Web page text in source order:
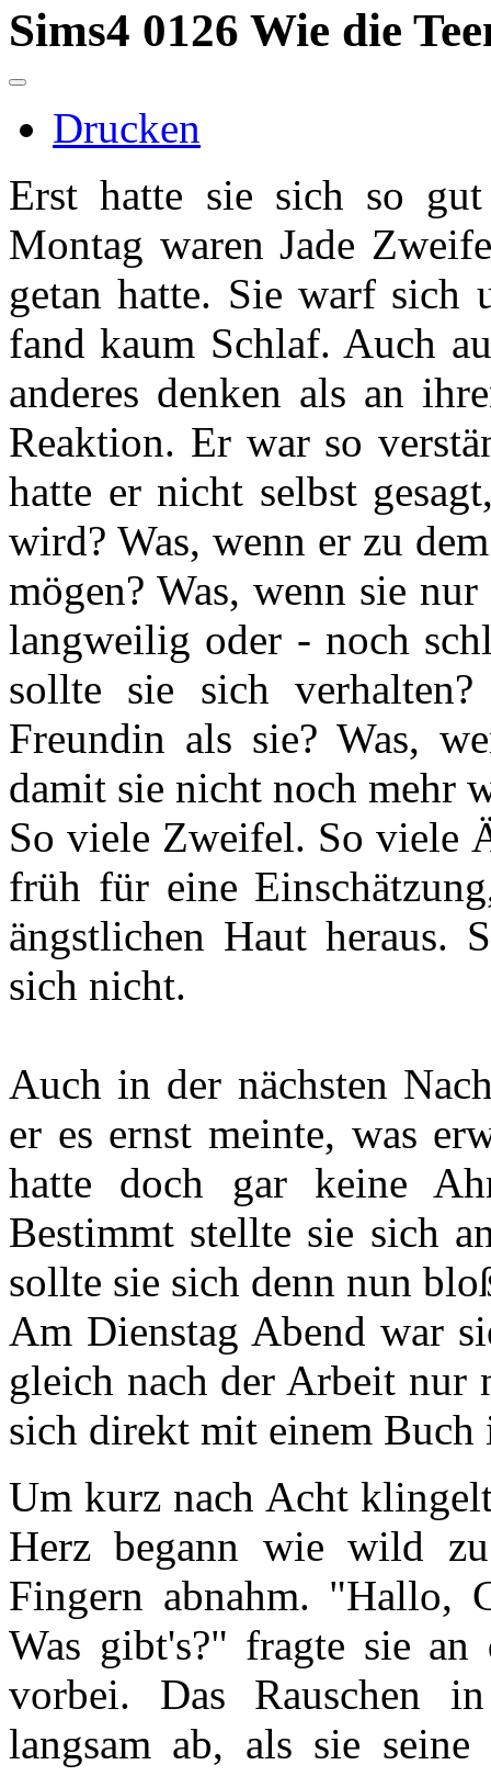
Sims4 0126 Wie die
Drucken
Erst hatte sie sich so
Montag waren Jade
getan hatte. Sie warf
fand kaum Schlaf. Auch
anderes denken als an
Reaktion. Er war so
hatte er nicht selbst
wird? Was, wenn er zu
mögen? Was, wenn sie
langweilig oder - noch
sollte sie sich
Freundin als sie? Was,
damit sie nicht noch mehr
So viele Zweifel. So viele
früh für eine
ängstlichen Haut heraus.
sich nicht.
Auch in der nächsten
er es ernst meinte, was
hatte doch gar keine
Bestimmt stellte sie sich
sollte sie sich denn nun
Am Dienstag Abend war
gleich nach der Arbeit nur
sich direkt mit einem
Um kurz nach Acht
Herz begann wie wild
Fingern abnahm. "Hallo,
Was gibt's?" fragte sie
vorbei. Das Rauschen
langsam ab, als sie